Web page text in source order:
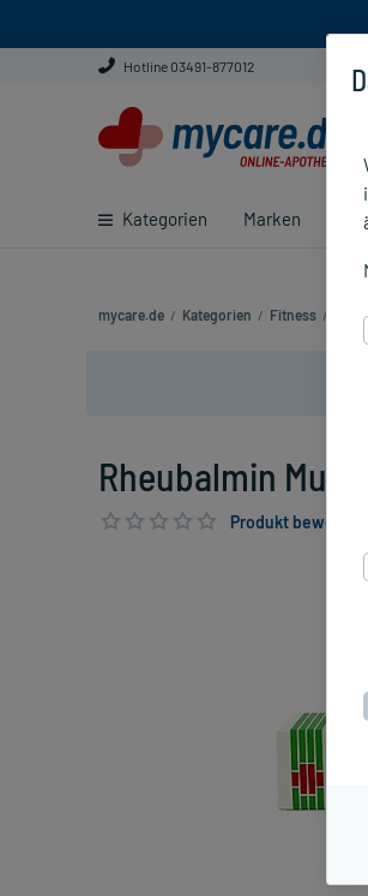
Hotline 03491-877012
Kategorien Marken
mycare.de / Kategorien / Fitness /
Rheubalmin
Produkt bewerten